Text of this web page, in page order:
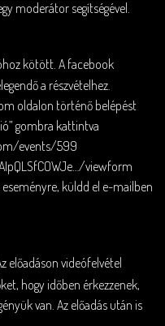
moderátor segítségével.
kötött. A facebook
a részvételhez.
oldalon történő belépést
gombra kattintva
events/599
viewform
küldd el e-mailben
előadáson videófelvétel
hogy időben érkezzenek,
van. Az előadás után is